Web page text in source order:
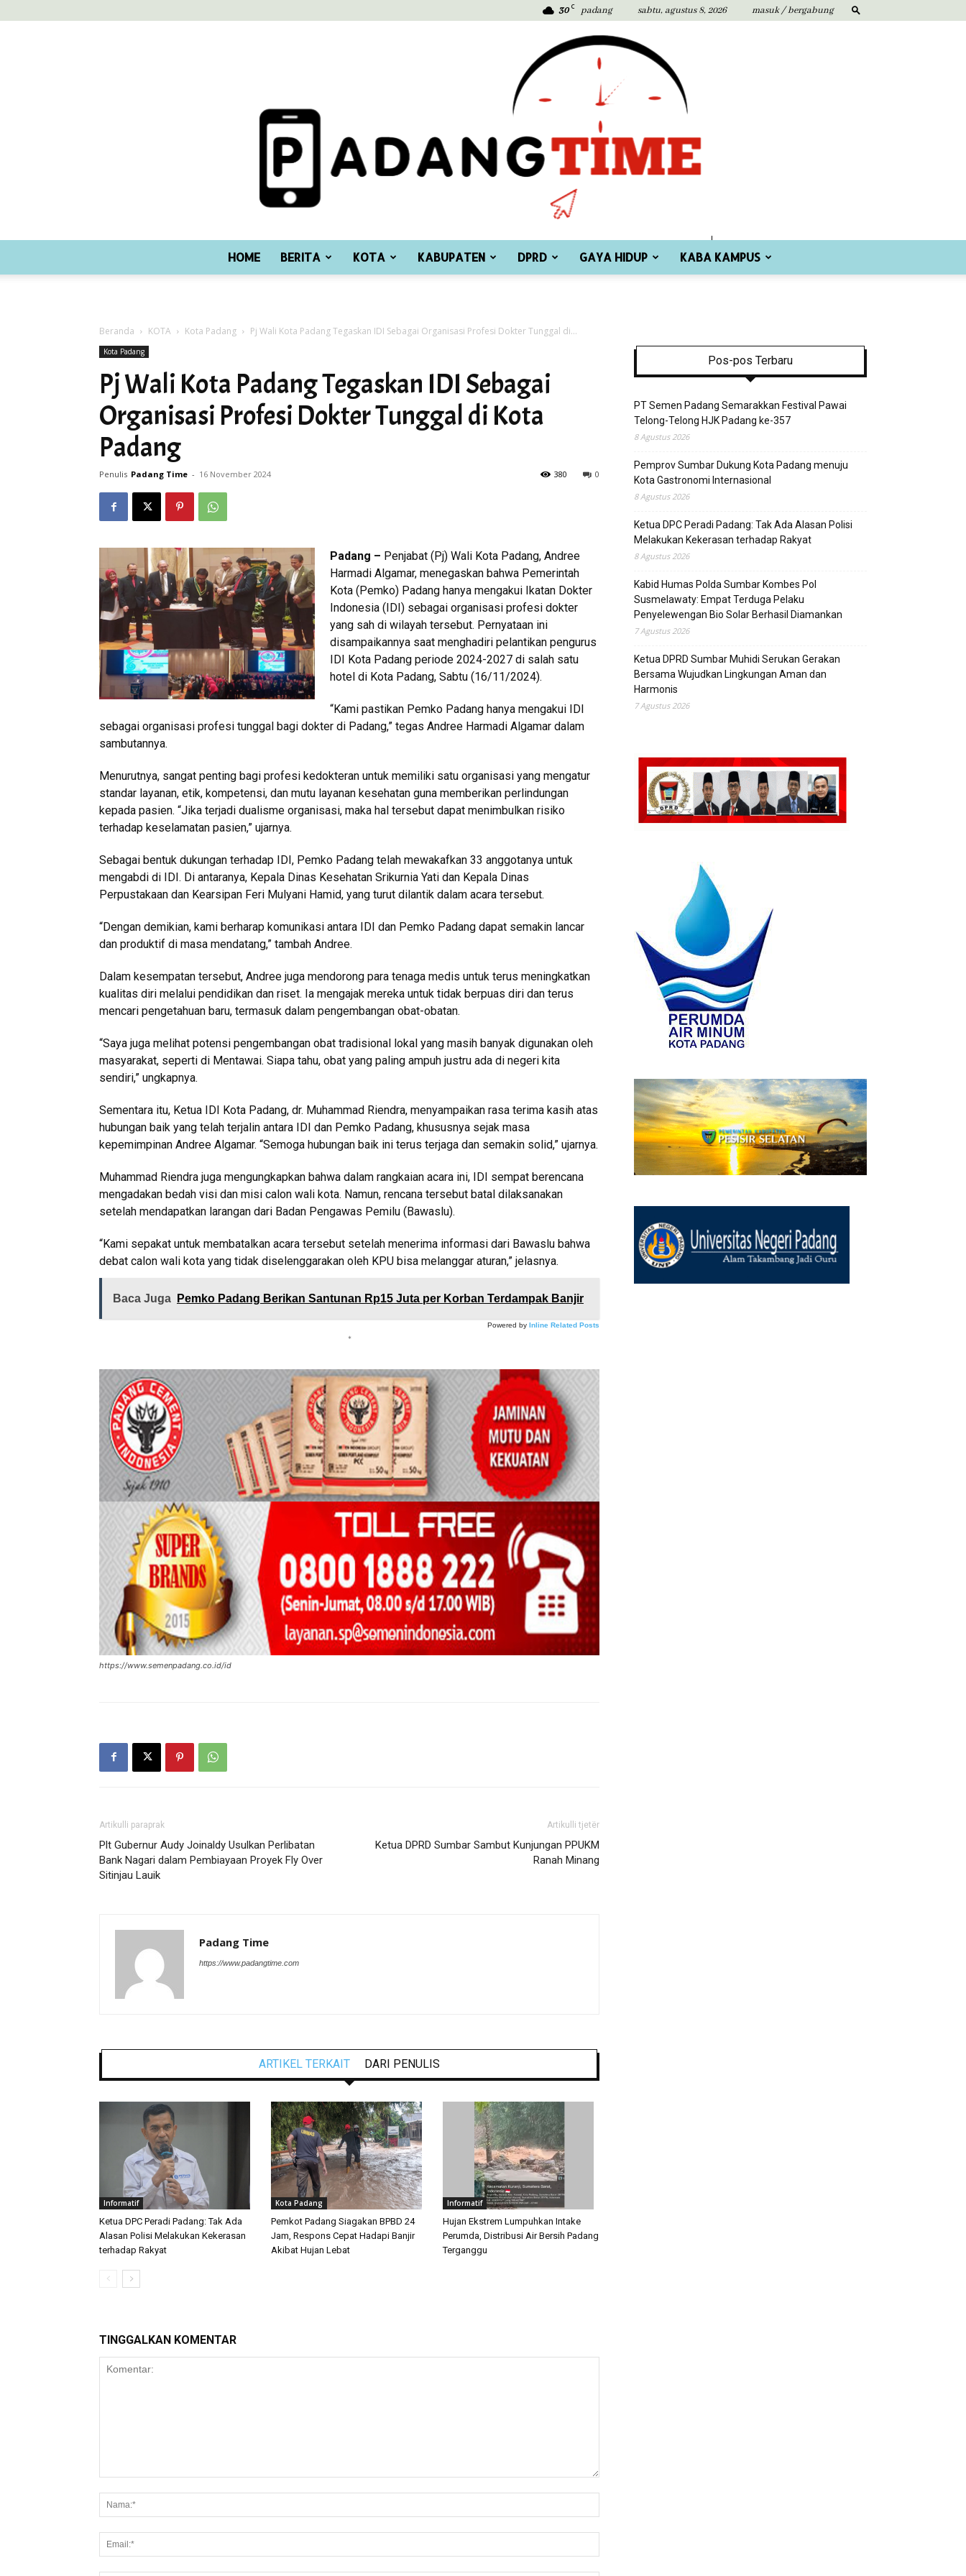
30 C padang sabtu, agustus 8, 2026 masuk / bergabung
Time
HOME BERITA KOTA KABUPATEN DPRD GAYA HIDUP KABA KAMPUS
Beranda KOTA Kota Padang Pj Wali Kota Padang Tegaskan IDI Sebagai Organisasi Profesi Dokter Tunggal di...
Kota Padang
Pj Wali Kota Padang Tegaskan IDI Sebagai
Organisasi Profesi Dokter Tunggal di Kota
Padang
Penulis Padang Time - 16 November 2024 0
380
Padang – Penjabat (Pj) Wali Kota Padang, Andree
Harmadi Algamar, menegaskan bahwa Pemerintah
Kota (Pemko) Padang hanya mengakui Ikatan Dokter
Indonesia (IDI) sebagai organisasi profesi dokter
yang sah di wilayah tersebut. Pernyataan ini
disampaikannya saat menghadiri pelantikan pengurus
IDI Kota Padang periode 2024-2027 di salah satu
hotel di Kota Padang, Sabtu (16/11/2024).
“Kami pastikan Pemko Padang hanya mengakui IDI
sebagai organisasi profesi tunggal bagi dokter di Padang,” tegas Andree Harmadi Algamar dalam
sambutannya.
Menurutnya, sangat penting bagi profesi kedokteran untuk memiliki satu organisasi yang mengatur
standar layanan, etik, kompetensi, dan mutu layanan kesehatan guna memberikan perlindungan
kepada pasien. “Jika terjadi dualisme organisasi, maka hal tersebut dapat menimbulkan risiko
terhadap keselamatan pasien,” ujarnya.
Sebagai bentuk dukungan terhadap IDI, Pemko Padang telah mewakafkan 33 anggotanya untuk
mengabdi di IDI. Di antaranya, Kepala Dinas Kesehatan Srikurnia Yati dan Kepala Dinas
Perpustakaan dan Kearsipan Feri Mulyani Hamid, yang turut dilantik dalam acara tersebut.
“Dengan demikian, kami berharap komunikasi antara IDI dan Pemko Padang dapat semakin lancar
dan produktif di masa mendatang,” tambah Andree.
Dalam kesempatan tersebut, Andree juga mendorong para tenaga medis untuk terus meningkatkan
kualitas diri melalui pendidikan dan riset. Ia mengajak mereka untuk tidak berpuas diri dan terus
mencari pengetahuan baru, termasuk dalam pengembangan obat-obatan.
“Saya juga melihat potensi pengembangan obat tradisional lokal yang masih banyak digunakan oleh
masyarakat, seperti di Mentawai. Siapa tahu, obat yang paling ampuh justru ada di negeri kita
sendiri,” ungkapnya.
Sementara itu, Ketua IDI Kota Padang, dr. Muhammad Riendra, menyampaikan rasa terima kasih atas
hubungan baik yang telah terjalin antara IDI dan Pemko Padang, khususnya sejak masa
kepemimpinan Andree Algamar. “Semoga hubungan baik ini terus terjaga dan semakin solid,” ujarnya.
Muhammad Riendra juga mengungkapkan bahwa dalam rangkaian acara ini, IDI sempat berencana
mengadakan bedah visi dan misi calon wali kota. Namun, rencana tersebut batal dilaksanakan
setelah mendapatkan larangan dari Badan Pengawas Pemilu (Bawaslu).
“Kami sepakat untuk membatalkan acara tersebut setelah menerima informasi dari Bawaslu bahwa
debat calon wali kota yang tidak diselenggarakan oleh KPU bisa melanggar aturan,” jelasnya.
Baca Juga Pemko Padang Berikan Santunan Rp15 Juta per Korban Terdampak Banjir
Powered by Inline Related Posts
*
https://www.semenpadang.co.id/id
Artikulli paraprak
Plt Gubernur Audy Joinaldy Usulkan Perlibatan
Bank Nagari dalam Pembiayaan Proyek Fly Over
Sitinjau Lauik
Artikulli tjetër
Ketua DPRD Sumbar Sambut Kunjungan PPUKM
Ranah Minang
Padang Time
https://www.padangtime.com
ARTIKEL TERKAIT DARI PENULIS
Informatif
Ketua DPC Peradi Padang: Tak Ada
Alasan Polisi Melakukan Kekerasan
terhadap Rakyat
Kota Padang
Pemkot Padang Siagakan BPBD 24
Jam, Respons Cepat Hadapi Banjir
Akibat Hujan Lebat
Informatif
Hujan Ekstrem Lumpuhkan Intake
Perumda, Distribusi Air Bersih Padang
Terganggu
TINGGALKAN KOMENTAR
Pos-pos Terbaru
PT Semen Padang Semarakkan Festival Pawai
Telong-Telong HJK Padang ke-357
8 Agustus 2026
Pemprov Sumbar Dukung Kota Padang menuju
Kota Gastronomi Internasional
8 Agustus 2026
Ketua DPC Peradi Padang: Tak Ada Alasan Polisi
Melakukan Kekerasan terhadap Rakyat
8 Agustus 2026
Kabid Humas Polda Sumbar Kombes Pol
Susmelawaty: Empat Terduga Pelaku
Penyelewengan Bio Solar Berhasil Diamankan
7 Agustus 2026
Ketua DPRD Sumbar Muhidi Serukan Gerakan
Bersama Wujudkan Lingkungan Aman dan
Harmonis
7 Agustus 2026